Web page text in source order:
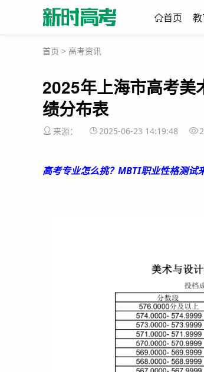
首页 教
首页 > 高考资讯
2025年上海市高考美
绩分布表
来源： 2025-06-23 14:19:48
高考专业怎么挑？MBTI职业性格测试